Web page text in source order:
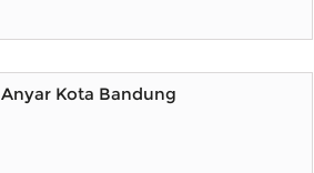
Kota Bandung